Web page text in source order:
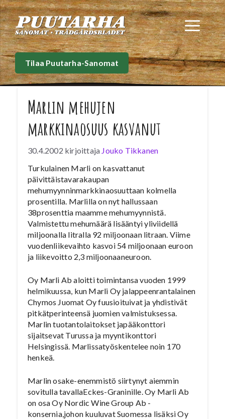
Siirry
sisältöön
Tilaa Puutarha-Sanomat
Marlin mehujen
markkinaosuus kasvanut
30.4.2002 kirjoittaja Jouko Tikkanen
Turkulainen Marli on kasvattanut
päivittäistavarakaupan
mehumyynninmarkkinaosuuttaan kolmella
prosentilla. Marlilla on nyt hallussaan
38prosenttia maamme mehumyynnistä.
Valmistettu mehumäärä lisääntyi yliviidellä
miljoonalla litralla 92 miljoonaan litraan. Viime
vuodenliikevaihto kasvoi 54 miljoonaan euroon
ja liikevoitto 2,3 miljoonaaneuroon.
Oy Marli Ab aloitti toimintansa vuoden 1999
helmikuussa, kun Marli Oy jalappeenrantalainen
Chymos Juomat Oy fuusioituivat ja yhdistivät
pitkätperinteensä juomien valmistuksessa.
Marlin tuotantolaitokset japääkonttori
sijaitsevat Turussa ja myyntikonttori
Helsingissä. Marlissatyöskentelee noin 170
henkeä.
Marlin osake-enemmistö siirtynyt aiemmin
sovitulla tavallaEckes-Graninille. Oy Marli Ab
on osa Oy Nordic Wine Group Ab -
konsernia,johon kuuluvat Suomessa lisäksi Oy